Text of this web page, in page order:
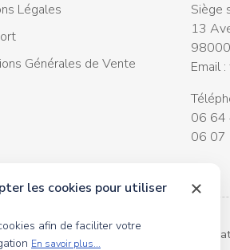
Légales
Générales de Vente
Siège
13
Email :
06 64
06 07
tous droits réservés Toyscollection.
les cookies pour utiliser
afin de faciliter votre
En savoir plus...